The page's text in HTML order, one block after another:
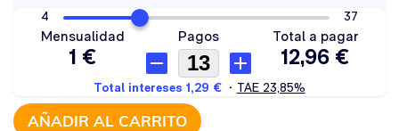
AÑADIR AL CARRITO